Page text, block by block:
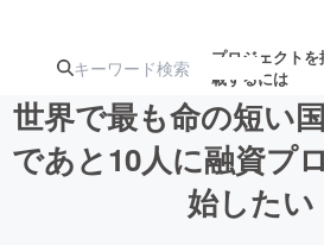
プロジェクトを
載するには
注目の新着プロ募集
世界で最も命の短い
であと10人に融資プ
始したい